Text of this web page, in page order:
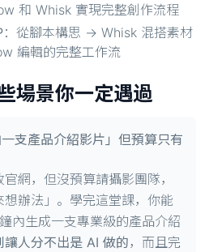
和 Whisk 實現完整創作流程
：從腳本構思 → Whisk 混搭素材
編輯的完整工作流
場景你一定遇過
支產品介紹影片」但預算只有
網，但沒預算請攝影團隊，
辦法」。學完這堂課，你能
內生成一支專業級的產品介紹
讓人分不出是 AI 做的，而且完